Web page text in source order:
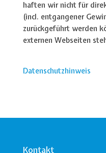
haften wir nicht für
(incl. entgangener
zurückgeführt werden
externen Webseiten
Datenschutzhinweis
Kontakt